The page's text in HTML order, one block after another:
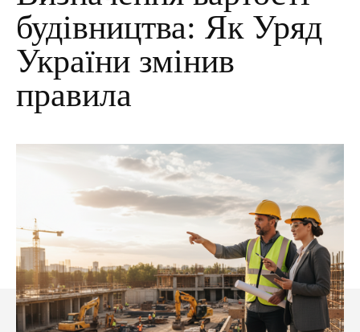
будівництва: Як Уряд
України змінив
правила